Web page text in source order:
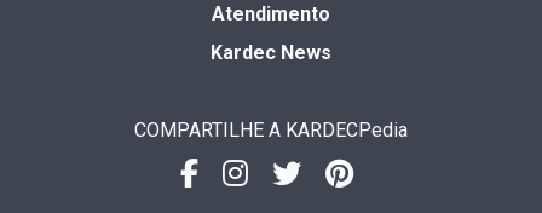
Atendimento
Kardec News
COMPARTILHE A KARDECPedia